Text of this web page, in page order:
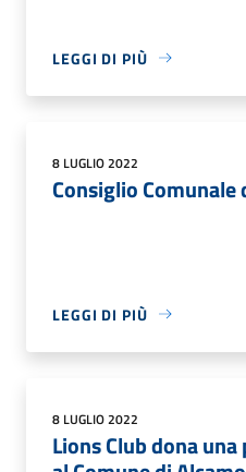
LEGGI DI PIÙ
8 LUGLIO 2022
Consiglio
LEGGI DI PIÙ
8 LUGLIO 2022
Lions Club dona